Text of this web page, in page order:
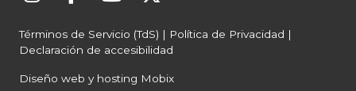
Términos de Servicio (TdS) | Política de Privacidad |
Declaración de accesibilidad
Diseño web y hosting Mobix